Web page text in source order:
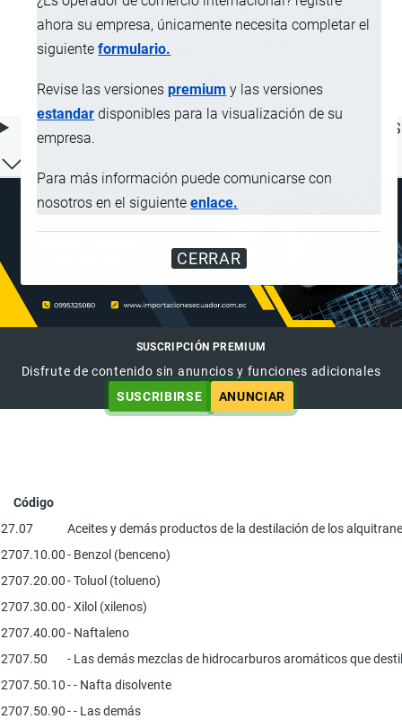
ahora su empresa, únicamente necesita completar el
siguienteformulario.
Revise las versionespremium y las versiones
estandar disponibles para la visualización de su
empresa.
Para más información puede comunicarse con
nosotros en el siguienteenlace.
CERRAR
los que los constituyentes aromáticos
predominen en peso sobre los no
aromáticos
ÍNDICE DE CONTENIDOS
SUSCRIPCIÓN PREMIUM
Disfrute de contenido sin anuncios y funciones adicionales
SUSCRIBIRSE
ANUNCIAR
Código
27.07
Aceites y demás productos de la destilación de los
2707.10.00- Benzol (benceno)
2707.20.00- Toluol (tolueno)
2707.30.00- Xilol (xilenos)
2707.40.00- Naftaleno
2707.50
- Las demás mezclas de hidrocarburos aromáticos que
2707.50.10- - Nafta disolvente
2707.50.90- - Las demás